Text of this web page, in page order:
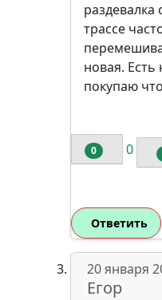
трассе
новая. Есть
покупаю
0 0
Ответить
20 января
Егор